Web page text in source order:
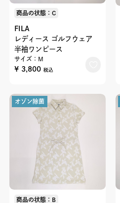
商品の状態：C
FILA
レディース ゴルフウェア
半袖ワンピース
サイズ：M
¥ 3,800 税込
オゾン除菌
商品の状態：B